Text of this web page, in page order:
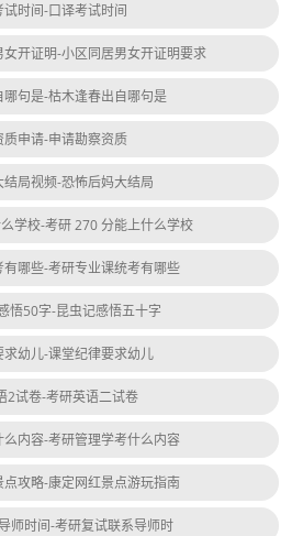
试时间-口译考试时间
开证明-小区同居男女开证明要求
句是-枯木逢春出自哪句是
质申请-申请勘察资质
局视频-恐怖后妈大结局
学校-考研 270 分能上什么学校
哪些-考研专业课统考有哪些
悟50字-昆虫记感悟五十字
求幼儿-课堂纪律要求幼儿
2试卷-考研英语二试卷
内容-考研管理学考什么内容
攻略-康定网红景点游玩指南
师时间-考研复试联系导师时